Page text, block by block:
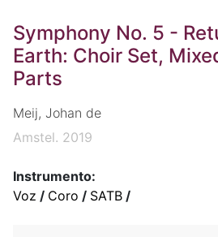
Symphony No. 5 -
Earth: Choir Set,
Parts
Meij, Johan de
Amstel. 2019
Instrumento:
Voz / Coro / SATB /